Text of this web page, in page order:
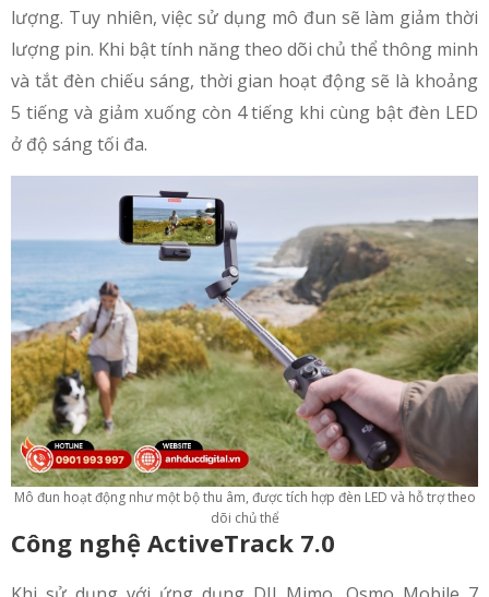
lượng. Tuy nhiên, việc sử dụng mô đun sẽ làm giảm thời
lượng pin. Khi bật tính năng theo dõi chủ thể thông minh
và tắt đèn chiếu sáng, thời gian hoạt động sẽ là khoảng
5 tiếng và giảm xuống còn 4 tiếng khi cùng bật đèn LED
ở độ sáng tối đa.
Mô đun hoạt động như một bộ thu âm, được tích hợp đèn LED và hỗ trợ theo
dõi chủ thể
Công nghệ ActiveTrack 7.0